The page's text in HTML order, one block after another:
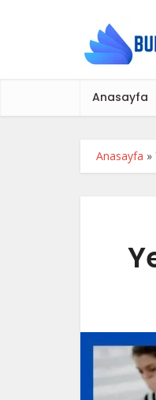
Anasayfa
Anasayfa »